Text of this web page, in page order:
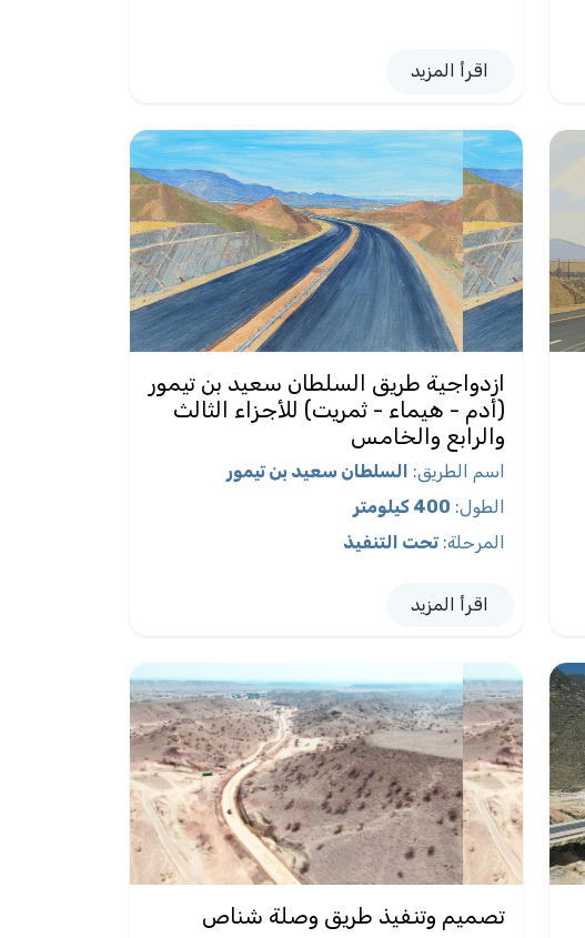
اقرأ المزيد
ازدواجية طريق السلطان سعيد بن تيمور
(أدم - هيماء - ثمريت) للأجزاء الثالث
والرابع والخامس
اسم الطريق: السلطان سعيد بن تيمور
الطول: 400 كيلومتر
المرحلة:تحت التنفيذ
اقرأ المزيد
تصميم وتنفيذ طريق وصلة شناص